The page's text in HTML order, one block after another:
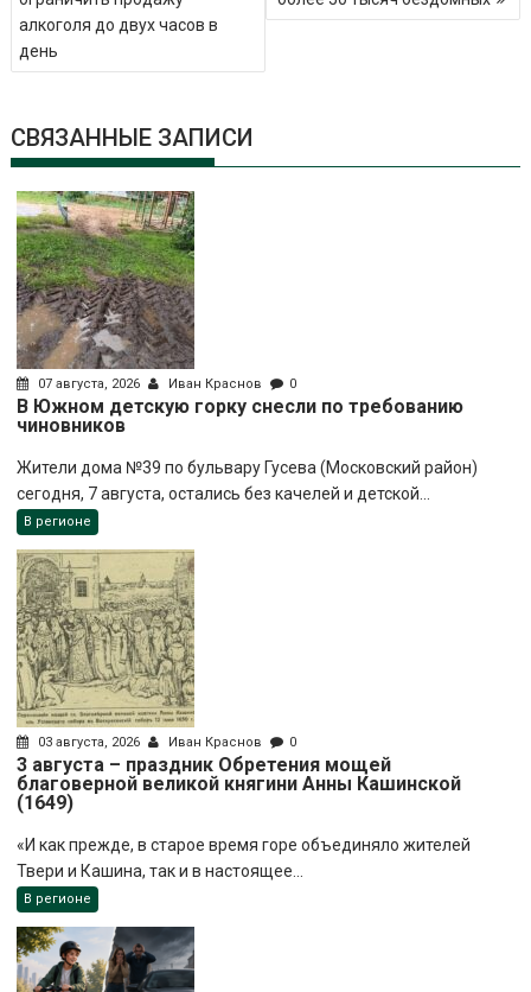
записям
алкоголя до двух часов в
день
СВЯЗАННЫЕ ЗАПИСИ
07 августа, 2026 Иван Краснов 0
В Южном детскую горку снесли по требованию
чиновников
Жители дома №39 по бульвару Гусева (Московский район)
сегодня, 7 августа, остались без качелей и детской...
В регионе
03 августа, 2026 Иван Краснов 0
3 августа – праздник Обретения мощей
благоверной великой княгини Анны Кашинской
(1649)
«И как прежде, в старое время горе объединяло жителей
Твери и Кашина, так и в настоящее...
В регионе